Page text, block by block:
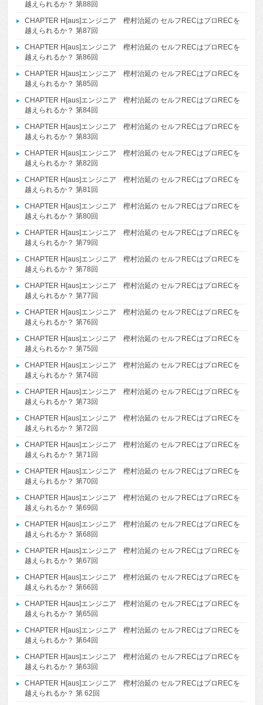
越えられるか？ 第88回
CHAPTER H[aus]エンジニア 樫村治延の セルフRECはプロRECを
越えられるか？ 第87回
CHAPTER H[aus]エンジニア 樫村治延の セルフRECはプロRECを
越えられるか？ 第86回
CHAPTER H[aus]エンジニア 樫村治延の セルフRECはプロRECを
越えられるか？ 第85回
CHAPTER H[aus]エンジニア 樫村治延の セルフRECはプロRECを
越えられるか？ 第84回
CHAPTER H[aus]エンジニア 樫村治延の セルフRECはプロRECを
越えられるか？ 第83回
CHAPTER H[aus]エンジニア 樫村治延の セルフRECはプロRECを
越えられるか？ 第82回
CHAPTER H[aus]エンジニア 樫村治延の セルフRECはプロRECを
越えられるか？ 第81回
CHAPTER H[aus]エンジニア 樫村治延の セルフRECはプロRECを
越えられるか？ 第80回
CHAPTER H[aus]エンジニア 樫村治延の セルフRECはプロRECを
越えられるか？ 第79回
CHAPTER H[aus]エンジニア 樫村治延の セルフRECはプロRECを
越えられるか？ 第78回
CHAPTER H[aus]エンジニア 樫村治延の セルフRECはプロRECを
越えられるか？ 第77回
CHAPTER H[aus]エンジニア 樫村治延の セルフRECはプロRECを
越えられるか？ 第76回
CHAPTER H[aus]エンジニア 樫村治延の セルフRECはプロRECを
越えられるか？ 第75回
CHAPTER H[aus]エンジニア 樫村治延の セルフRECはプロRECを
越えられるか？ 第74回
CHAPTER H[aus]エンジニア 樫村治延の セルフRECはプロRECを
越えられるか？ 第73回
CHAPTER H[aus]エンジニア 樫村治延の セルフRECはプロRECを
越えられるか？ 第72回
CHAPTER H[aus]エンジニア 樫村治延の セルフRECはプロRECを
越えられるか？ 第71回
CHAPTER H[aus]エンジニア 樫村治延の セルフRECはプロRECを
越えられるか？ 第70回
CHAPTER H[aus]エンジニア 樫村治延の セルフRECはプロRECを
越えられるか？ 第69回
CHAPTER H[aus]エンジニア 樫村治延の セルフRECはプロRECを
越えられるか？ 第68回
CHAPTER H[aus]エンジニア 樫村治延の セルフRECはプロRECを
越えられるか？ 第67回
CHAPTER H[aus]エンジニア 樫村治延の セルフRECはプロRECを
越えられるか？ 第66回
CHAPTER H[aus]エンジニア 樫村治延の セルフRECはプロRECを
越えられるか？ 第65回
CHAPTER H[aus]エンジニア 樫村治延の セルフRECはプロRECを
越えられるか？ 第64回
CHAPTER H[aus]エンジニア 樫村治延の セルフRECはプロRECを
越えられるか？ 第63回
CHAPTER H[aus]エンジニア 樫村治延の セルフRECはプロRECを
越えられるか？ 第 62回